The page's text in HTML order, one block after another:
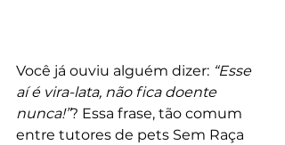
Você já ouviu alguém dizer: “Esse
aí é vira-lata, não fica doente
nunca!”? Essa frase, tão comum
entre tutores de pets Sem Raça